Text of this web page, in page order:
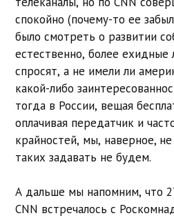
спокойно (почему-то ее
было смотреть о развитии
естественно, более
спросят, а не имели ли
какой-либо
тогда в России, вещая
оплачивая передатчик и
крайностей, мы, наверное,
таких задавать не будем.
А дальше мы напомним, что
CNN встречалось с